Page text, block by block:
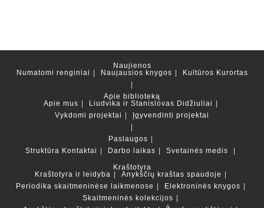
Naujienos
Numatomi renginiai
Naujausios knygos Kultūros Kurortas
Apie biblioteką
Apie mus
Liudvika ir Stanislovas Didžiuliai
Vykdomi projektai
Įgyvendinti projektai
Paslaugos
Struktūra Kontaktai Darbo laikas
Svetainės medis
Kraštotyra
Kraštotyra ir leidyba
Anykščių kraštas spaudoje
Periodika skaitmeninėse laikmenose
Elektroninės knygos
Skaitmeninės kolekcijos